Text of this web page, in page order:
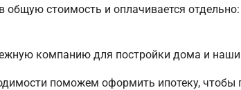
общую стоимость и оплачивается
компанию для постройки дома и
поможем оформить ипотеку,